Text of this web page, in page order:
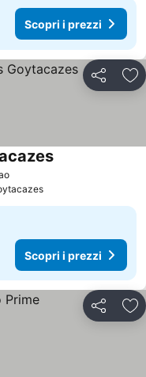
Scopri i prezzi
Condividi
Scopri i prezzi
Condividi